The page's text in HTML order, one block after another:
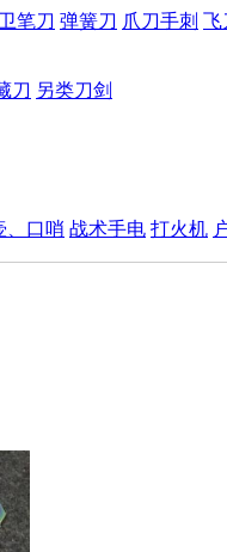
笔刀 弹簧刀 爪刀手刺 飞
刀 另类刀剑
、口哨 战术手电 打火机